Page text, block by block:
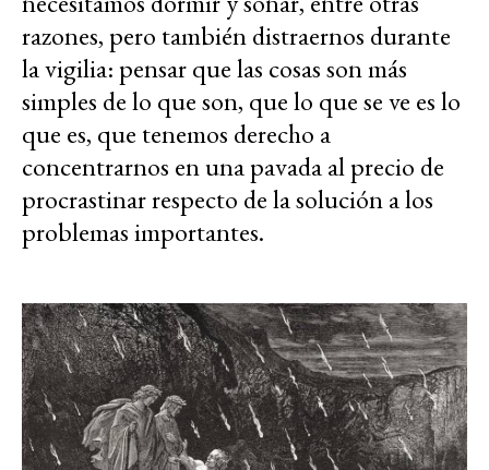
razones, pero también distraernos durante
la vigilia: pensar que las cosas son más
simples de lo que son, que lo que se ve es lo
que es, que tenemos derecho a
concentrarnos en una pavada al precio de
procrastinar respecto de la solución a los
problemas importantes.